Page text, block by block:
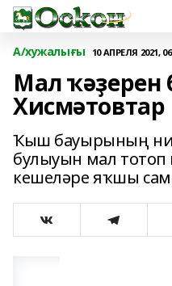
А/хужалығы 10 АПРЕЛЯ 2021,
Мал ҡәҙерен
Хисмәтовтар
Ҡыш бауырының ни
булыуын мал тотоп
кешеләре яҡшы